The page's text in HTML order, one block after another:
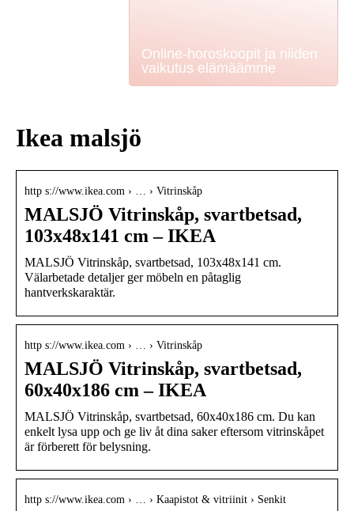
Online-horoskoopit ja niiden
vaikutus elämäämme
Ikea malsjö
http s://www.ikea.com › … › Vitrinskåp
MALSJÖ Vitrinskåp, svartbetsad,
103x48x141 cm – IKEA
MALSJÖ Vitrinskåp, svartbetsad, 103x48x141 cm.
Välarbetade detaljer ger möbeln en påtaglig
hantverkskaraktär.
http s://www.ikea.com › … › Vitrinskåp
MALSJÖ Vitrinskåp, svartbetsad,
60x40x186 cm – IKEA
MALSJÖ Vitrinskåp, svartbetsad, 60x40x186 cm. Du kan
enkelt lysa upp och ge liv åt dina saker eftersom vitrinskåpet
är förberett för belysning.
http s://www.ikea.com › … › Kaapistot & vitriinit › Senkit